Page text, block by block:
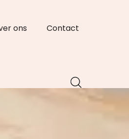
ons Contact